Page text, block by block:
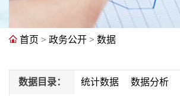
首页 > 政务公开 > 数据
数据目录： 统计数据 数据分析